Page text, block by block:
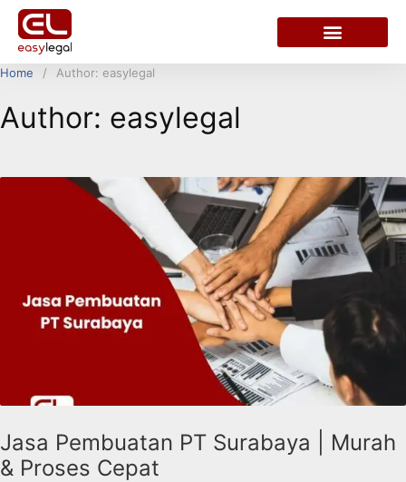
Home Author: easylegal
Author: easylegal
Jasa Pembuatan PT Surabaya | Murah
& Proses Cepat